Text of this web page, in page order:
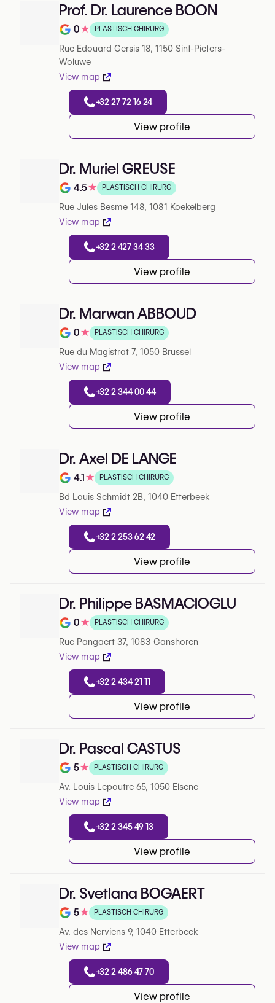
Prof. Dr. Laurence BOON
Note de 0 sur 5 sur Google
0★ PLASTISCH CHIRURG
Rue Edouard Gersis 18, 1150 Sint-Pieters-
Woluwe
View map
+32 27 72 16 24
View profile
Dr. Muriel GREUSE
Note de 4.5 sur 5 sur Google
4.5★ PLASTISCH CHIRURG
Rue Jules Besme 148, 1081 Koekelberg
View map
+32 2 427 34 33
View profile
Dr. Marwan ABBOUD
Note de 0 sur 5 sur Google
0★ PLASTISCH CHIRURG
Rue du Magistrat 7, 1050 Brussel
View map
+32 2 344 00 44
View profile
Dr. Axel DE LANGE
Note de 4.1 sur 5 sur Google
4.1★ PLASTISCH CHIRURG
Bd Louis Schmidt 2B, 1040 Etterbeek
View map
+32 2 253 62 42
View profile
Dr. Philippe BASMACIOGLU
Note de 0 sur 5 sur Google
0★ PLASTISCH CHIRURG
Rue Pangaert 37, 1083 Ganshoren
View map
+32 2 434 21 11
View profile
Dr. Pascal CASTUS
Note de 5 sur 5 sur Google
5★ PLASTISCH CHIRURG
Av. Louis Lepoutre 65, 1050 Elsene
View map
+32 2 345 49 13
View profile
Dr. Svetlana BOGAERT
Note de 5 sur 5 sur Google
5★ PLASTISCH CHIRURG
Av. des Nerviens 9, 1040 Etterbeek
View map
+32 2 486 47 70
View profile